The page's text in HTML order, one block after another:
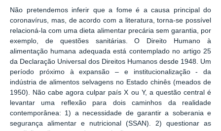
Não pretendemos inferir que a fome é a causa principal do
coronavírus, mas, de acordo com a literatura, torna-se possível
relacioná-la com uma dieta alimentar precária sem garantia, por
exemplo, de questões sanitárias. O Direito Humano à
alimentação humana adequada está contemplado no artigo 25
da Declaração Universal dos Direitos Humanos desde 1948. Um
período próximo à expansão – e institucionalização - da
indústria de alimentos selvagens no Estado chinês (meados de
1950). Não cabe agora culpar país X ou Y, a questão central é
levantar uma reflexão para dois caminhos da realidade
contemporânea: 1) a necessidade de garantir a soberania e
segurança alimentar e nutricional (SSAN). 2) questionar as